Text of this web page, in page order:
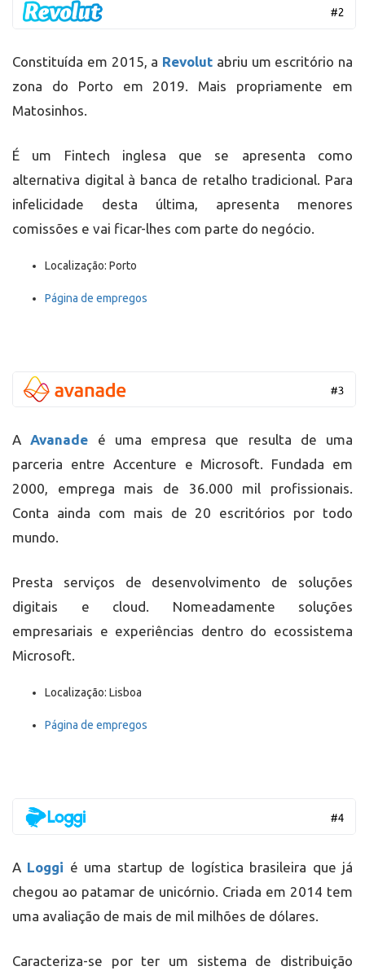
Constituída em 2015, a Revolut abriu um escritório na
zona do Porto em 2019. Mais propriamente em
Matosinhos.
É um Fintech inglesa que se apresenta como
alternativa digital à banca de retalho tradicional. Para
infelicidade desta última, apresenta menores
comissões e vai ficar-lhes com parte do negócio.
Localização: Porto
Página de empregos
AAvanade é uma empresa que resulta de uma
parceria entre Accenture e Microsoft. Fundada em
2000, emprega mais de 36.000 mil profissionais.
Conta ainda com mais de 20 escritórios por todo
mundo.
Presta serviços de desenvolvimento de soluções
digitais e cloud. Nomeadamente soluções
empresariais e experiências dentro do ecossistema
Microsoft.
Localização: Lisboa
Página de empregos
A Loggi é uma startup de logística brasileira que já
chegou ao patamar de unicórnio. Criada em 2014 tem
uma avaliação de mais de mil milhões de dólares.
Caracteriza-se por ter um sistema de distribuição